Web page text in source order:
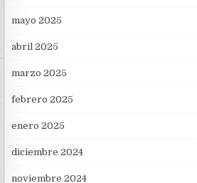
mayo 2025
abril 2025
marzo 2025
febrero 2025
enero 2025
diciembre 2024
noviembre 2024